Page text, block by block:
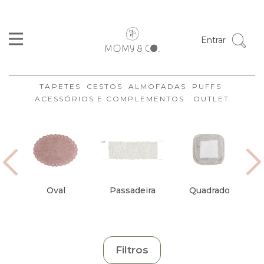
Entrar
TAPETES CESTOS ALMOFADAS
PUFFS
ACESSÓRIOS E COMPLEMENTOS
OUTLET
Cor
Formato
Coleção
Disponibilidade
Ambiente
Estilo
Organizar
Oval Passadeira Quadrado
Filtros